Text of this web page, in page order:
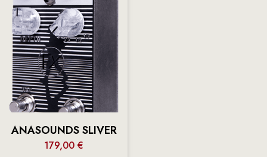
ANASOUNDS SLIVER
179,00 €